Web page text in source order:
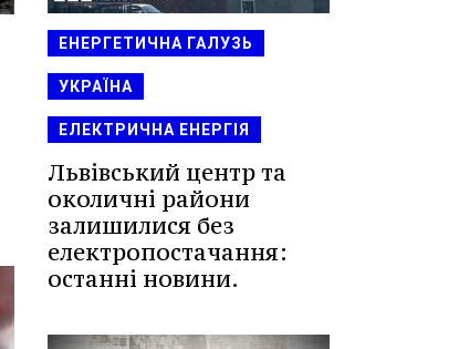
ЕНЕРГЕТИЧНА ГАЛУЗЬ
УКРАЇНА
ЕЛЕКТРИЧНА ЕНЕРГІЯ
Львівський центр та
околичні райони
залишилися без
електропостачання:
останні новини.